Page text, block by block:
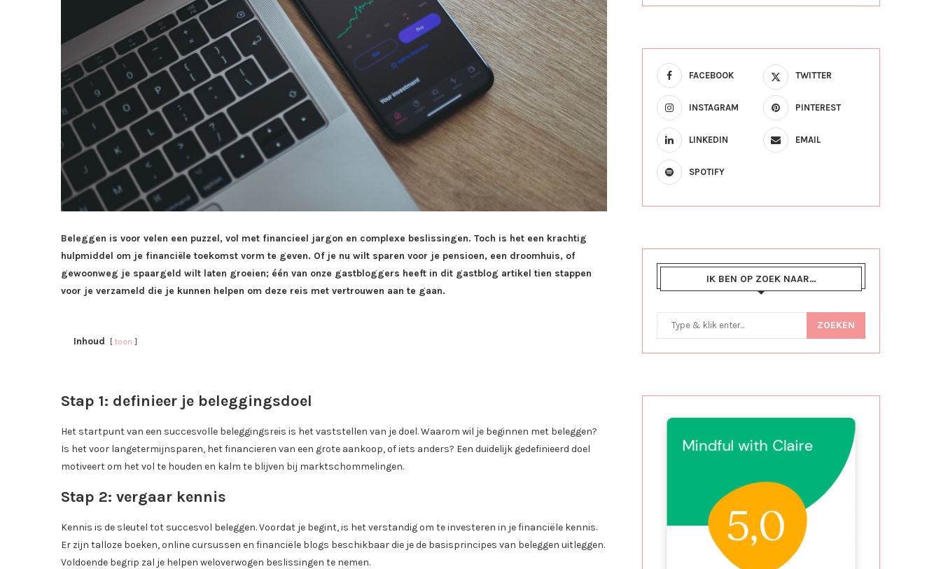
Beleggen is voor velen een puzzel, vol met financieel jargon en complexe beslissingen. Toch is het een krachtig
hulpmiddel om je financiële toekomst vorm te geven. Of je nu wilt sparen voor je pensioen, een droomhuis, of
gewoonweg je spaargeld wilt laten groeien; één van onze gastbloggers heeft in dit gastblog artikel tien stappen
voor je verzameld die je kunnen helpen om deze reis met vertrouwen aan te gaan.
Inhoud toon
Stap 1: definieer je beleggingsdoel
Het startpunt van een succesvolle beleggingsreis is het vaststellen van je doel. Waarom wil je beginnen met beleggen?
Is het voor langetermijnsparen, het financieren van een grote aankoop, of iets anders? Een duidelijk gedefinieerd doel
motiveert om het vol te houden en kalm te blijven bij marktschommelingen.
Stap 2: vergaar kennis
Kennis is de sleutel tot succesvol beleggen. Voordat je begint, is het verstandig om te investeren in je financiële kennis.
Er zijn talloze boeken, online cursussen en financiële blogs beschikbaar die je de basisprincipes van beleggen uitleggen.
Voldoende begrip zal je helpen weloverwogen beslissingen te nemen.
FACEBOOK TWITTER
INSTAGRAM PINTEREST
LINKEDIN EMAIL
SPOTIFY
IK BEN OP ZOEK NAAR…
ZOEKEN